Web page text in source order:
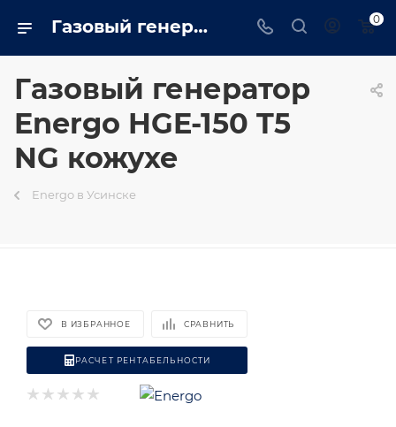
Газовый генератор Energo HGE-150 T5 NG кожухе в Усинске - usinsk.trustenergo.ru 0
Газовый генератор
Energo HGE-150 T5
NG кожухе
Energo в Усинске
В ИЗБРАННОЕ СРАВНИТЬ
РАСЧЕТ РЕНТАБЕЛЬНОСТИ